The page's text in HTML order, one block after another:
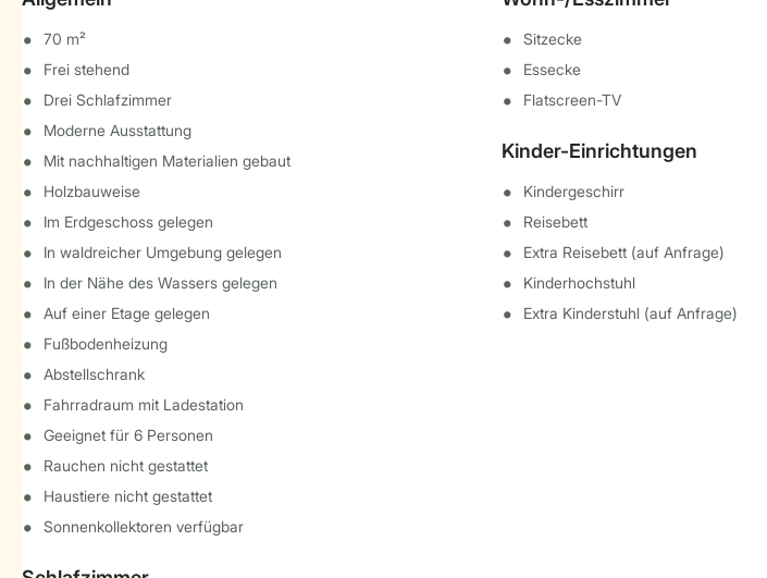
70 m²
Frei stehend
Drei Schlafzimmer
Moderne Ausstattung
Mit nachhaltigen Materialien gebaut
Holzbauweise
Im Erdgeschoss gelegen
In waldreicher Umgebung gelegen
In der Nähe des Wassers gelegen
Auf einer Etage gelegen
Fußbodenheizung
Abstellschrank
Fahrradraum mit Ladestation
Geeignet für 6 Personen
Rauchen nicht gestattet
Haustiere nicht gestattet
Sonnenkollektoren verfügbar
Sitzecke
Essecke
Flatscreen-TV
Kinder-Einrichtungen
Kindergeschirr
Reisebett
Extra Reisebett (auf Anfrage)
Kinderhochstuhl
Extra Kinderstuhl (auf Anfrage)